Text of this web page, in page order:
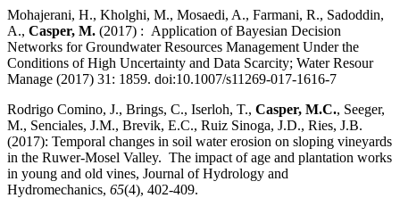
Mohajerani, H., Kholghi, M., Mosaedi, A., Farmani, R., Sadoddin,
A., Casper, M. (2017) : Application of Bayesian Decision
Networks for Groundwater Resources Management Under the
Conditions of High Uncertainty and Data Scarcity; Water Resour
Manage (2017) 31: 1859. doi:10.1007/s11269-017-1616-7
Rodrigo Comino, J., Brings, C., Iserloh, T., Casper, M.C., Seeger,
M., Senciales, J.M., Brevik, E.C., Ruiz Sinoga, J.D., Ries, J.B.
(2017): Temporal changes in soil water erosion on sloping vineyards
in the Ruwer-Mosel Valley. The impact of age and plantation works
in young and old vines, Journal of Hydrology and
Hydromechanics, 65(4), 402-409.